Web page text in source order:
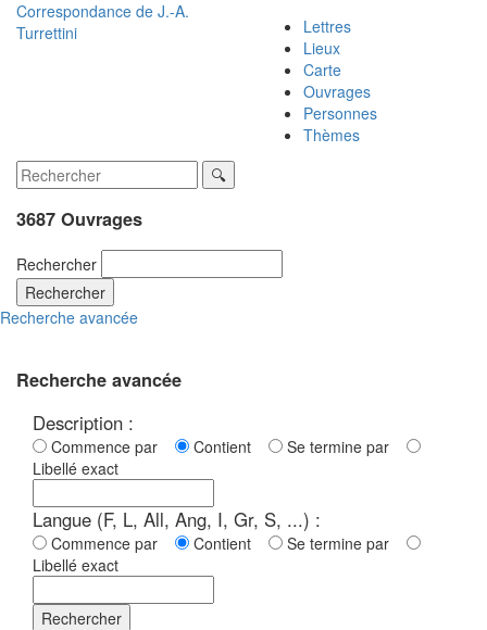
Correspondance de J.-A.
Turrettini
Lettres
Lieux
Carte
Ouvrages
Personnes
Thèmes
3687 Ouvrages
Rechercher
Rechercher
Recherche avancée
Recherche avancée
Description :
Commence par Contient
Se termine par
Libellé exact
Langue (F, L, All, Ang, I, Gr, S, ...) :
Commence par Contient
Se termine par
Libellé exact
Rechercher